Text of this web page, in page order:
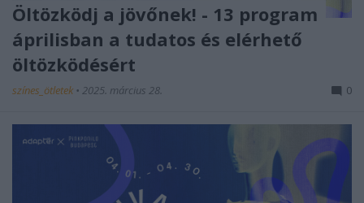
Öltözködj a jövőnek! - 13 program
áprilisban a tudatos és elérhető
öltözködésért
színes_ötletek • 2025. március 28. 0